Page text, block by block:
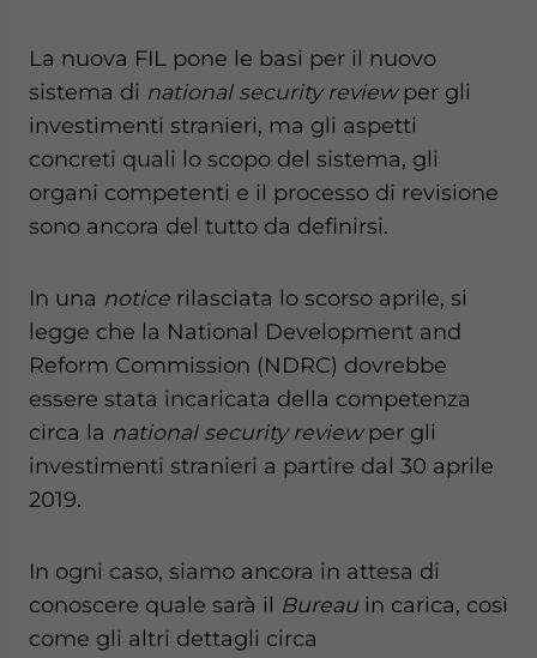
La nuova FIL pone le basi per il nuovo
sistema di national security reviewper gli
investimenti stranieri, ma gli aspetti
concreti quali lo scopo del sistema, gli
organi competenti e il processo di revisione
sono ancora del tutto da definirsi.
In una notice rilasciata lo scorso aprile, si
legge che la National Development and
Reform Commission (NDRC) dovrebbe
essere stata incaricata della competenza
circa la national security reviewper gli
investimenti stranieri a partire dal 30 aprile
2019.
In ogni caso, siamo ancora in attesa di
conoscere quale sarà il Bureau in carica, così
come gli altri dettagli circa